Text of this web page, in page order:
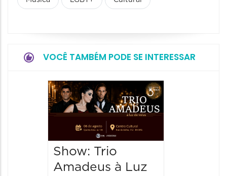
VOCÊ TAMBÉM PODE SE INTERESSAR
Show: Trio
Amadeus à Luz